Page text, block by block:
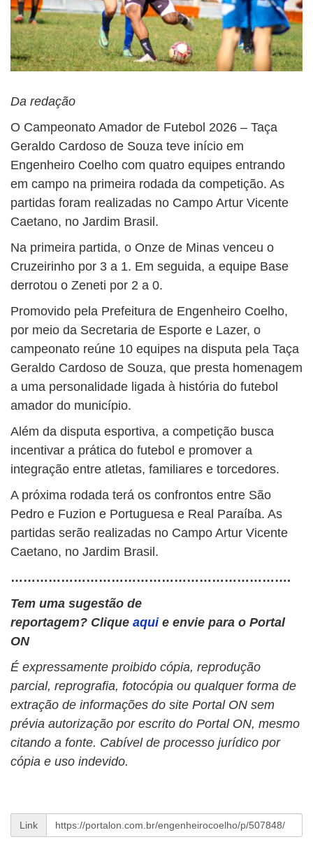
Da redação
O Campeonato Amador de Futebol 2026 – Taça
Geraldo Cardoso de Souza teve início em
Engenheiro Coelho com quatro equipes entrando
em campo na primeira rodada da competição. As
partidas foram realizadas no Campo Artur Vicente
Caetano, no Jardim Brasil.
Na primeira partida, o Onze de Minas venceu o
Cruzeirinho por 3 a 1. Em seguida, a equipe Base
derrotou o Zeneti por 2 a 0.
Promovido pela Prefeitura de Engenheiro Coelho,
por meio da Secretaria de Esporte e Lazer, o
campeonato reúne 10 equipes na disputa pela Taça
Geraldo Cardoso de Souza, que presta homenagem
a uma personalidade ligada à história do futebol
amador do município.
Além da disputa esportiva, a competição busca
incentivar a prática do futebol e promover a
integração entre atletas, familiares e torcedores.
A próxima rodada terá os confrontos entre São
Pedro e Fuzion e Portuguesa e Real Paraíba. As
partidas serão realizadas no Campo Artur Vicente
Caetano, no Jardim Brasil.
………………………………………………………….
Tem uma sugestão de
reportagem? Clique aqui e envie para o Portal
ON
É expressamente proibido cópia, reprodução
parcial, reprografia, fotocópia ou qualquer forma de
extração de informações do site Portal ON sem
prévia autorização por escrito do Portal ON, mesmo
citando a fonte. Cabível de processo jurídico por
cópia e uso indevido.
Link